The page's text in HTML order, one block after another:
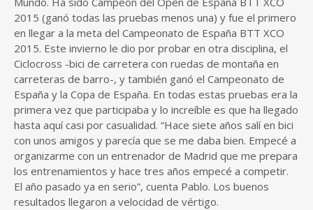
2015 (ganó todas las pruebas menos una) y fue el primero
en llegar a la meta del Campeonato de España BTT XCO
2015. Este invierno le dio por probar en otra disciplina, el
Ciclocross -bici de carretera con ruedas de montaña en
carreteras de barro-, y también ganó el Campeonato de
España y la Copa de España. En todas estas pruebas era la
primera vez que participaba y lo increíble es que ha llegado
hasta aquí casi por casualidad. “Hace siete años salí en bici
con unos amigos y parecía que se me daba bien. Empecé a
organizarme con un entrenador de Madrid que me prepara
los entrenamientos y hace tres años empecé a competir.
El año pasado ya en serio”, cuenta Pablo. Los buenos
resultados llegaron a velocidad de vértigo.